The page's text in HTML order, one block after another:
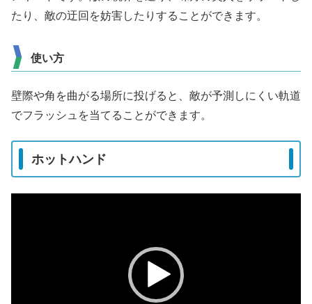
たり、敵の迂回を妨害したりすることができます。
使い方
壁際や角を曲がる場所に投げると、敵が予測しにくい軌道
でフラッシュを当てることができます。
ホットハンド